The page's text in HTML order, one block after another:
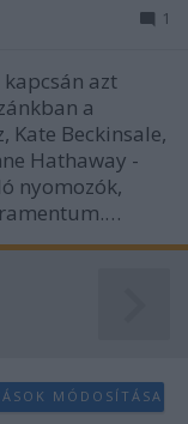
1
azt
a
Kate Beckinsale,
Hathaway -
nyomozók,
MÓDOSÍTÁSA